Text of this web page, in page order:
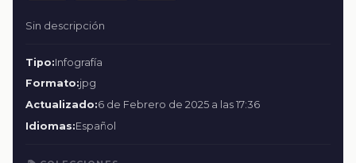
Sin descripción
Tipo:Infografía
Formato:jpg
Actualizado:6 de Febrero de 2025 a las 17:36
Idiomas:Español